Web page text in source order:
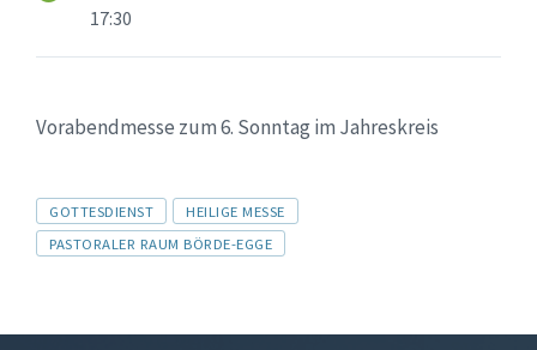
17:30
Vorabendmesse zum 6. Sonntag im Jahreskreis
Tags
GOTTESDIENST
HEILIGE MESSE
PASTORALER RAUM BÖRDE-EGGE